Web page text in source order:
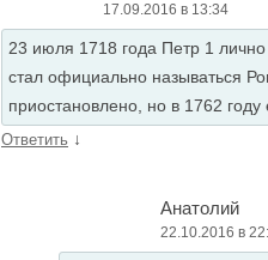
17.09.2016 в 13:34
23 июля 1718 года Петр 1
стал официально называться
приостановлено, но в 1762
Ответить ↓
Анатолий
22.10.2016 в